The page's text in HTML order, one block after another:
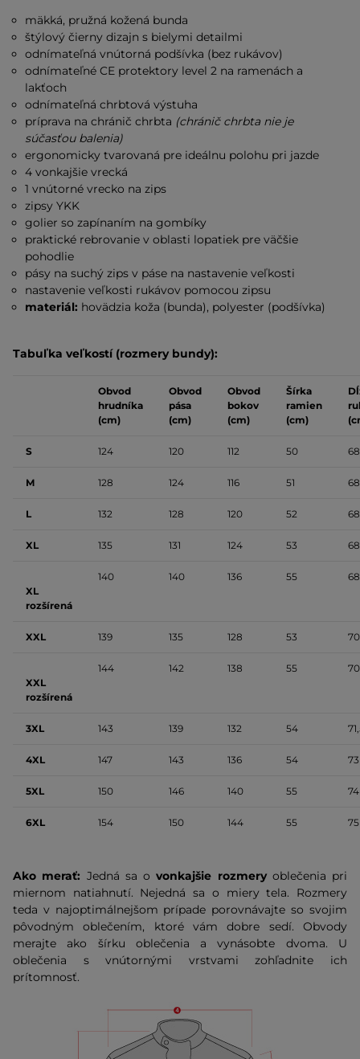
mäkká, pružná kožená bunda
štýlový čierny dizajn s bielymi detailmi
odnímateľná vnútorná podšívka (bez rukávov)
odnímateľné CE protektory level 2 na ramenách a
lakťoch
odnímateľná chrbtová výstuha
príprava na chránič chrbta (chránič chrbta nie je
súčasťou balenia)
ergonomicky tvarovaná pre ideálnu polohu pri jazde
4 vonkajšie vrecká
1 vnútorné vrecko na zips
zipsy YKK
golier so zapínaním na gombíky
praktické rebrovanie v oblasti lopatiek pre väčšie
pohodlie
pásy na suchý zips v páse na nastavenie veľkosti
nastavenie veľkosti rukávov pomocou zipsu
materiál: hovädzia koža (bunda), polyester (podšívka)
Tabuľka veľkostí (rozmery bundy):
Obvod
hrudníka
(cm)
Obvod
pása
(cm)
Obvod
bokov
(cm)
Šírka
ramien
(cm)
S 124 120 112 50 68
M 128 124 116 51 68
L 132 128 120 52 68
XL 135 131 124 53 68
XL
rozšírená
140 140 136 55 68
XXL 139 135 128 53 70
XXL
rozšírená
144 142 138 55 70
3XL 143 139 132 54
4XL 147 143 136 54 73
5XL 150 146 140 55 74
6XL 154 150 144 55 75
Ako merať: Jedná sa ovonkajšie rozmeryoblečenia pri
miernom natiahnutí. Nejedná sa o miery tela. Rozmery
teda v najoptimálnejšom prípade porovnávajte so svojim
pôvodným oblečením, ktoré vám dobre sedí. Obvody
merajte ako šírku oblečenia a vynásobte dvoma. U
oblečenia s vnútornými vrstvami zohľadnite ich
prítomnosť.